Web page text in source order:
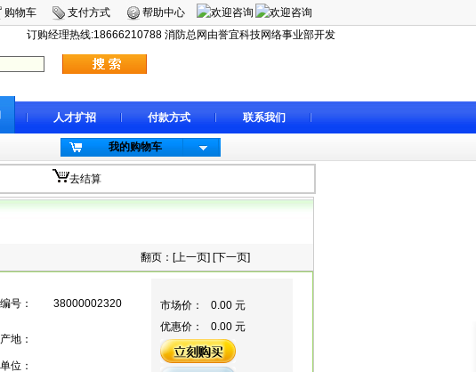
购物车 支付方式
帮助中心
订购经理热线:18666210788 消防总网由誉宜科技网络事业部开发
人才扩招 付款方式 联系我们
我的购物车
去结算
翻页：[上一页] [下一页]
编号： 38000002320
产地：
单位：
市场价：
0.00 元
优惠价：
0.00 元